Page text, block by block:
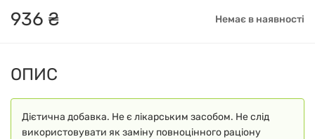
936 ₴ Немає в наявності
ОПИС
Дієтична добавка. Не є лікарським засобом. Не слід
використовувати як заміну повноцінного раціону